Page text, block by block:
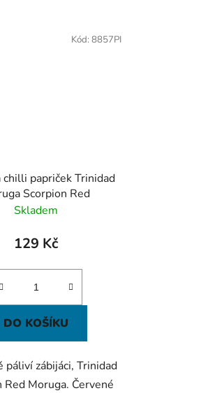
chilli papriček Trinidad
Scorpion Red
Skladem
129 Kč
DO KOŠÍKU
páliví zábijáci, Trinidad
Red Moruga. Červené
Kód: 8857PI